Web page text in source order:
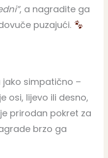
, a nagradite ga
puzajući.
simpatično –
osi, lijevo ili desno,
prirodan pokret za
brzo ga